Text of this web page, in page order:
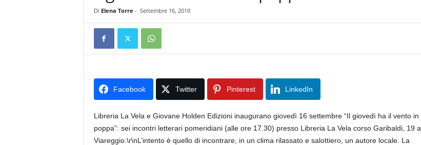
Di Elena Torre - Settembre 16, 2010
Facebook Twitter Pinterest LinkedIn
Libreria La Vela e Giovane Holden Edizioni inaugurano giovedì 16 settembre “Il giovedì ha il vento in
poppa”: sei incontri letterari pomeridiani (alle ore 17.30) presso Libreria La Vela corso Garibaldi, 19 a
Viareggio.\r\nL’intento è quello di incontrare, in un clima rilassato e salottiero, un autore locale. La